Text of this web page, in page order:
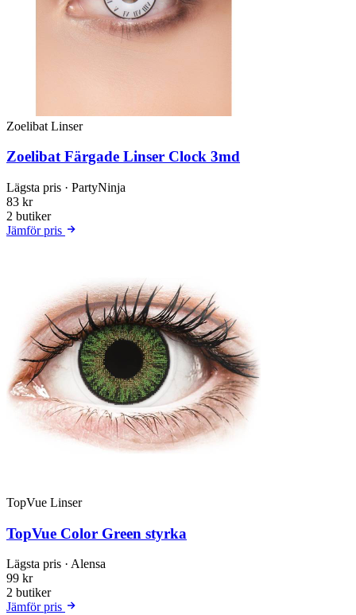
Zoelibat Linser
Zoelibat Färgade Linser Clock 3md
Lägsta pris · PartyNinja
83 kr
2 butiker
Jämför pris
TopVue Linser
TopVue Color Green styrka
Lägsta pris · Alensa
99 kr
2 butiker
Jämför pris